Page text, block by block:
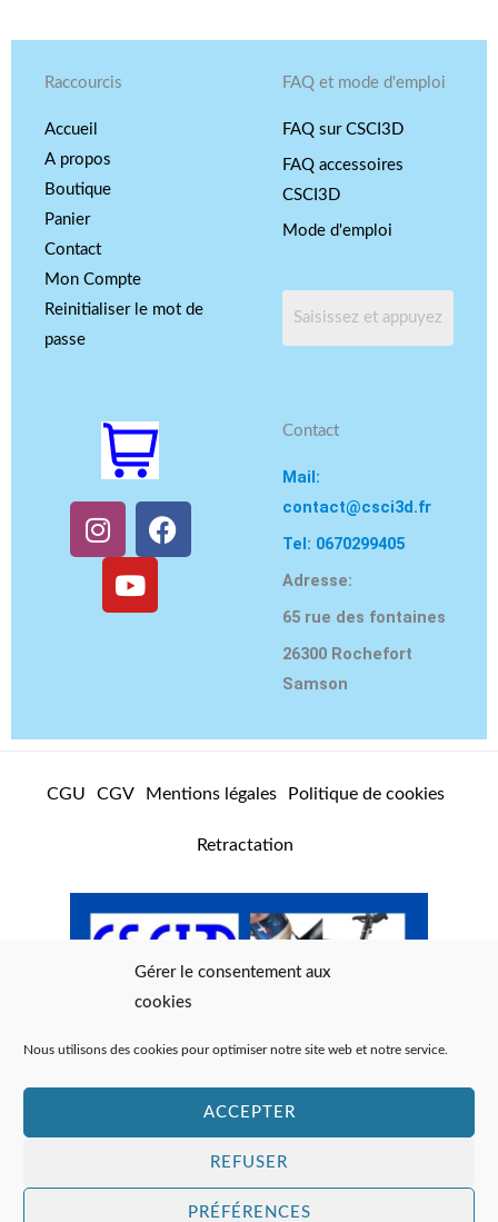
Gérer le consentement aux
cookies
Nous utilisons des cookies pour optimiser notre site web et notre service.
ACCEPTER
REFUSER
PRÉFÉRENCES
Raccourcis
Accueil
A propos
Boutique
Panier
Contact
Mon Compte
Reinitialiser le mot de
passe
FAQ et mode d'emploi
FAQ sur CSCI3D
FAQ accessoires
CSCI3D
Mode d'emploi
I
n
s
m
F
a
Y
u
t
Contact
Mail:
contact@csci3d.fr
Tel: 0670299405
Adresse:
65 rue des fontaines
26300 Rochefort
Samson
CGU CGV Mentions légales Politique de cookies
Retractation